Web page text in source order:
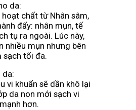
da:
chất từ Nhân sâm,
đẩy: nhân mụn, tế
tụ ra ngoài. Lúc này,
nhiều mụn nhưng bên
sạch tối đa.
da:
vi khuẩn sẽ dần khô lại
da non mới sạch vi
hơn.